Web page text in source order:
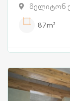
მელიტონ
87m²